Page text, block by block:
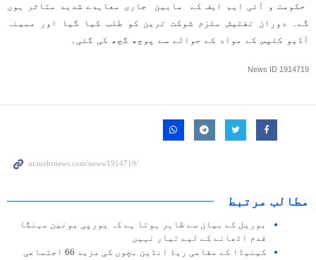
حکومت و آئی ایم ایف کے مابین جاری معاہدے شدید متاثر ہوں
گے۔ دوران تفتیش ملزم شوکت ترین کو طلب کیا گیا اور مبینہ
آڈیو کلپس کے مواد کے حوالے سے پوچھ گچھ کی گئی۔
News ID 1914719
مطالب مرتبط
بوریل کے بیان سے ظاہر ہوتا ہے کہ یورپی یونین مہنگا
قدم اٹھانے کے لیے تیار نہیں
کینیڈا کے مقامی ریڈ انڈین بچوں کی مزید 66 اجتماعی